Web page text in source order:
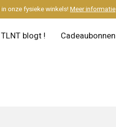
in onze fysieke winkels!Meer informatie
TLNT blogt ! Cadeaubonnen